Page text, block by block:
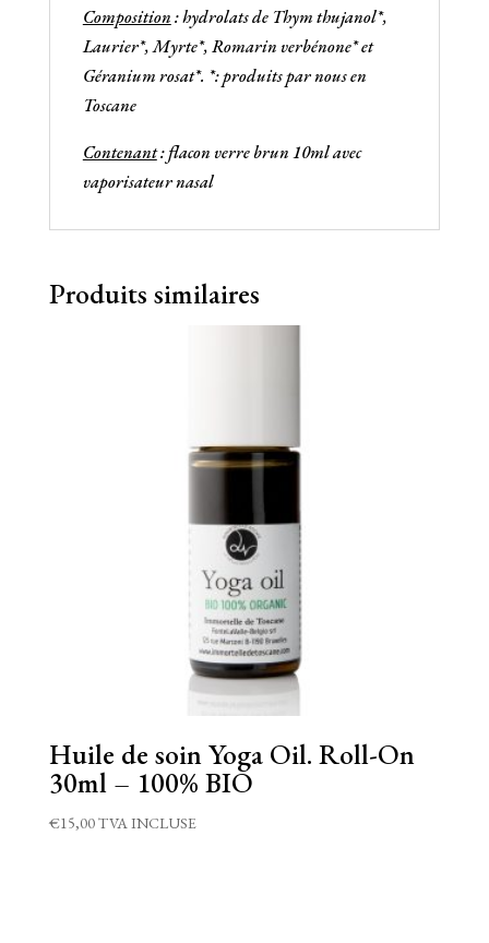
Composition: hydrolats de Thym thujanol*,
Laurier*, Myrte*, Romarin verbénone* et
Géranium rosat*. *: produits par nous en
Toscane
Contenant: flacon verre brun 10ml avec
vaporisateur nasal
Produits similaires
Huile de soin Yoga Oil. Roll-On
30ml – 100% BIO
€15,00TVA INCLUSE